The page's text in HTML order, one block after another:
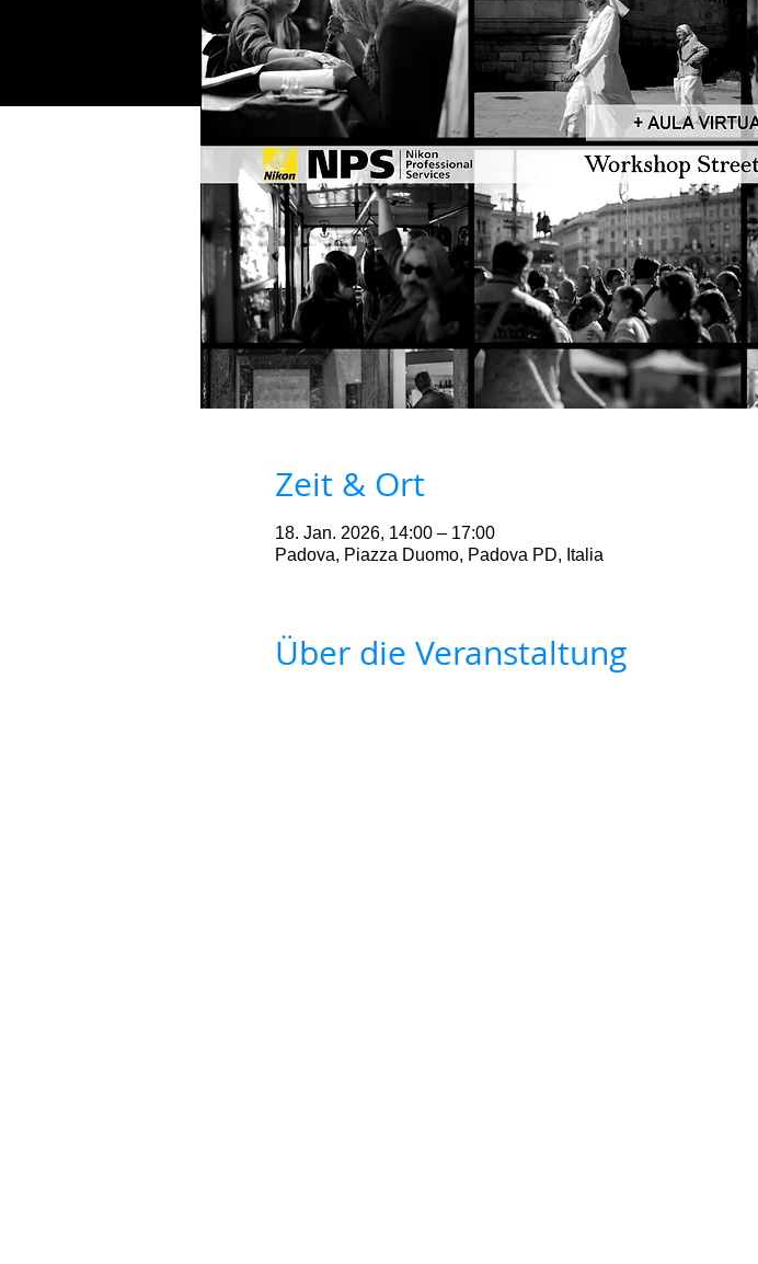
Zeit & Ort
18. Jan. 2026, 14:00 – 17:00
Padova, Piazza Duomo, Padova PD, Italia
Über die Veranstaltung